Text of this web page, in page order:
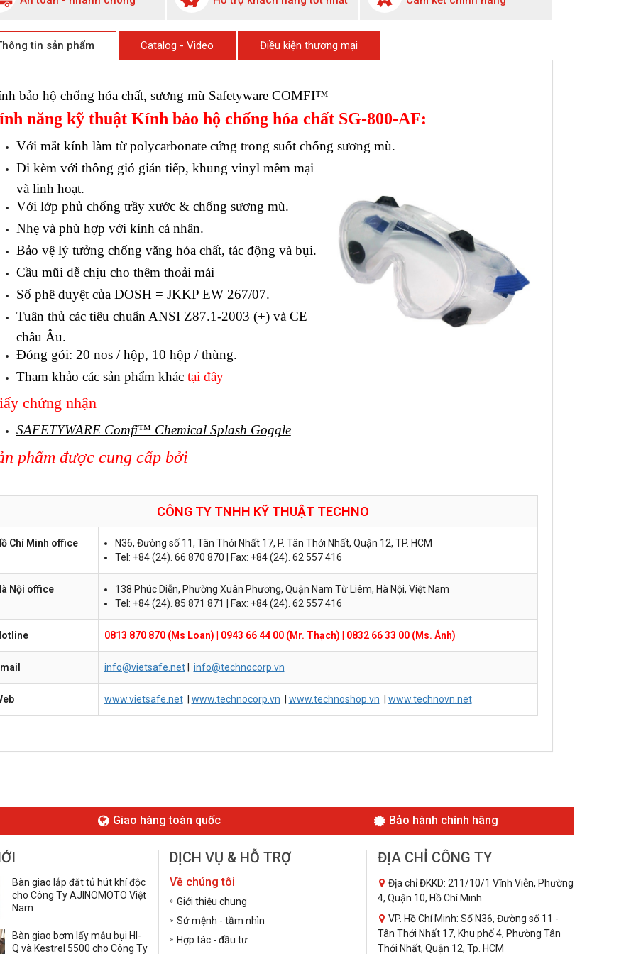
tin sản phẩm Catalog - Video Điều kiện thương mại
bảo hộ chống hóa chất, sương mù Safetyware COMFI™
năng kỹ thuật Kính bảo hộ chống hóa chất SG-800-AF:
Với mắt kính làm từ polycarbonate cứng trong suốt chống sương mù.
Đi kèm với thông gió gián tiếp, khung vinyl mềm mại
và linh hoạt.
Với lớp phủ chống trầy xước & chống sương mù.
Nhẹ và phù hợp với kính cá nhân.
Bảo vệ lý tưởng chống văng hóa chất, tác động và bụi.
Cầu mũi dễ chịu cho thêm thoải mái
Số phê duyệt của DOSH = JKKP EW 267/07.
Tuân thủ các tiêu chuẩn ANSI Z87.1-2003 (+) và CE
châu Âu.
Đóng gói: 20 nos / hộp, 10 hộp / thùng.
Tham khảo các sản phẩm khác tại đây
chứng nhận
SAFETYWARE Comfi™ Chemical Splash Goggle
phẩm được cung cấp bởi
CÔNG TY TNHH KỸ THUẬT TECHNO
Chí Minh office
N36, Đường số 11, Tân Thới Nhất 17, P. Tân Thới Nhất, Quận 12, TP. HCM
Tel: +84 (24). 66 870 870 | Fax: +84 (24). 62 557 416
Nội office
138 Phúc Diễn, Phường Xuân Phương, Quận Nam Từ Liêm, Hà Nội, Việt Nam
Tel: +84 (24). 85 871 871 | Fax: +84 (24). 62 557 416
0813 870 870 (Ms Loan) 0943 66 44 00 (Mr. Thạch) 0832 66 33 00 (Ms. Ánh)
info@vietsafe.net| info@technocorp.vn
www.vietsafe.net| www.technocorp.vn www.technoshop.vn www.technovn.net
Giao hàng toàn quốc Bảo hành chính hãng
Bàn giao lắp đặt tủ hút khí độc
cho Công Ty AJINOMOTO Việt
Nam
Bàn giao bơm lấy mẫu bụi HI-
Q và Kestrel 5500 cho Công Ty
DỊCH VỤ & HỖ TRỢ
Về chúng tôi
Giới thiệu chung
Sứ mệnh - tầm nhìn
Hợp tác - đầu tư
ĐỊA CHỈ CÔNG TY
Địa chỉ ĐKKD: 211/10/1 Vĩnh Viễn, Phường
4, Quận 10, Hồ Chí Minh
VP. Hồ Chí Minh: Số N36, Đường số 11 -
Tân Thới Nhất 17, Khu phố 4, Phường Tân
Thới Nhất, Quận 12, Tp. HCM